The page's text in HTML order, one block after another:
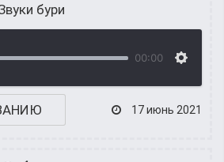
бури
00:00
17 июнь 2021